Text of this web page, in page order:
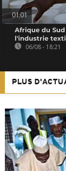
01:01
Afrique du
l'industrie
06/08 - 18:21
PLUS